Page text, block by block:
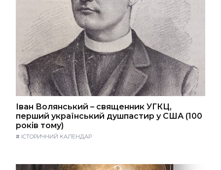
Іван Волянський – священник УГКЦ,
перший український душпастир у США (100
років тому)
# ІСТОРИЧНИЙ КАЛЕНДАР